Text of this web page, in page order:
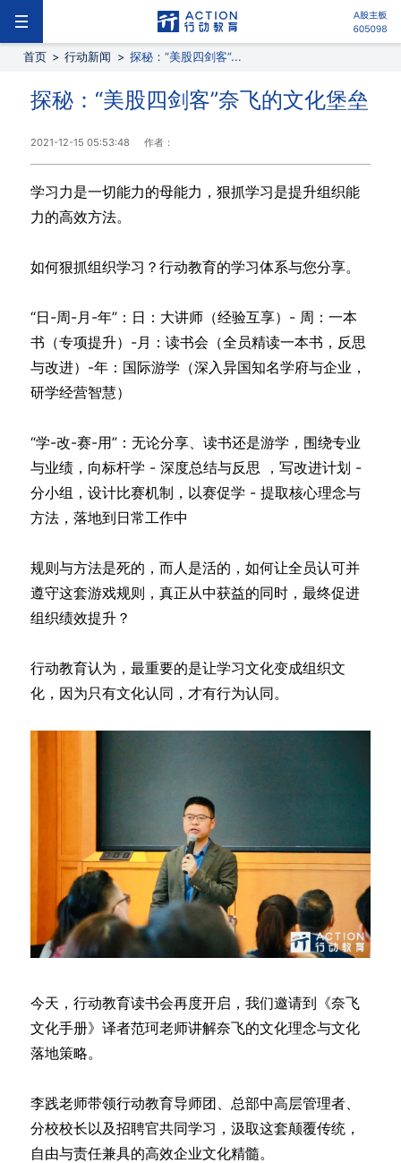
首页 > 行动新闻 > 探秘：“美股四剑客”...
探秘：“美股四剑客”奈飞的文化堡垒
2021-12-15 05:53:48 作者：
学习力是一切能力的母能力，狠抓学习是提升组织能
力的高效方法。
如何狠抓组织学习？行动教育的学习体系与您分享。
“日-周-月-年”：日：大讲师（经验互享）- 周：一本
书（专项提升）-月：读书会（全员精读一本书，反思
与改进）-年：国际游学（深入异国知名学府与企业，
研学经营智慧）
“学-改-赛-用”：无论分享、读书还是游学，围绕专业
与业绩，向标杆学 - 深度总结与反思 ，写改进计划 -
分小组，设计比赛机制，以赛促学 - 提取核心理念与
方法，落地到日常工作中
规则与方法是死的，而人是活的，如何让全员认可并
遵守这套游戏规则，真正从中获益的同时，最终促进
组织绩效提升？
行动教育认为，最重要的是让学习文化变成组织文
化，因为只有文化认同，才有行为认同。
今天，行动教育读书会再度开启，我们邀请到《奈飞
文化手册》译者范珂老师讲解奈飞的文化理念与文化
落地策略。
李践老师带领行动教育导师团、总部中高层管理者、
分校校长以及招聘官共同学习，汲取这套颠覆传统，
自由与责任兼具的高效企业文化精髓。